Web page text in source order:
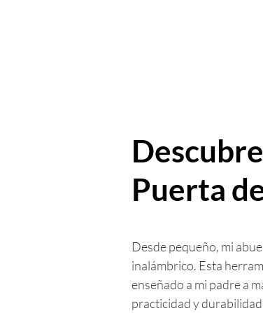
Puerta
Desde pequeño, mi
inalámbrico. Esta
enseñado a mi padre a
practicidad y